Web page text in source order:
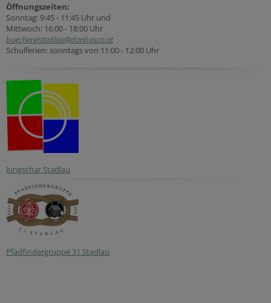
Öffnungszeiten:
Sonntag: 9:45 - 11:45 Uhr und
Mittwoch: 16:00 - 18:00 Uhr
buechereistadlau@donbosco.at
Schulferien: sonntags von 11:00 - 12:00 Uhr
Jungschar Stadlau
Pfadfindergruppe 31 Stadlau